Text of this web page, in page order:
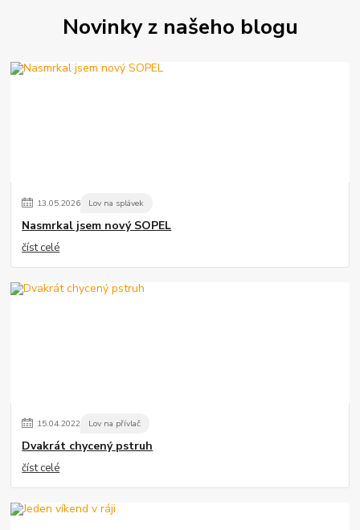
Novinky z našeho blogu
13.05.2026 Lov na splávek
Nasmrkal jsem nový SOPEL
číst celé
15.04.2022 Lov na přívlač
Dvakrát chycený pstruh
číst celé